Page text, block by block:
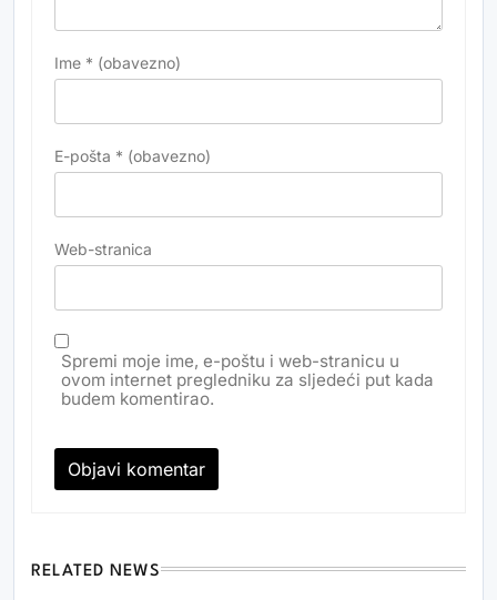
Ime * (obavezno)
E-pošta * (obavezno)
Web-stranica
Spremi moje ime, e-poštu i web-stranicu u
ovom internet pregledniku za sljedeći put kada
budem komentirao.
RELATED NEWS